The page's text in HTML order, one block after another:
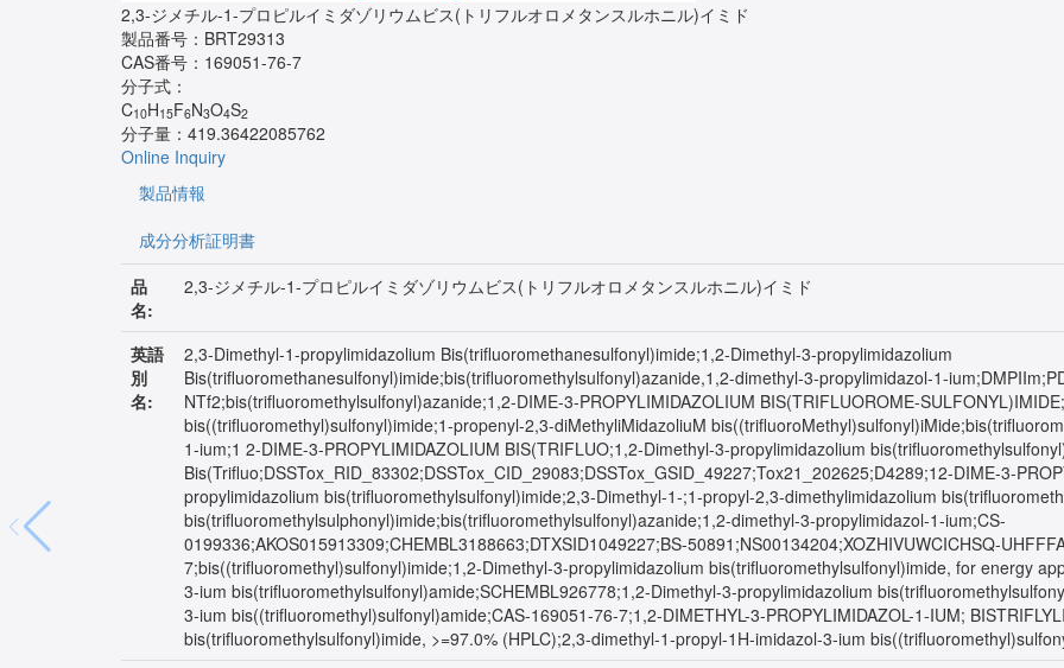
2,3-ジメチル-1-プロピルイミダゾリウムビス(トリフルオロメタンスルホニル)イミド
製品番号： BRT29313
CAS番号： 169051-76-7
分子式：
C10H15F6N3O4S2
分子量： 419.36422085762
Online Inquiry
製品情報
成分分析証明書
品
名:
2,3-ジメチル-1-プロピルイミダゾリウムビス(トリフルオロメタンスルホニル)イミド
英語
別
名:
2,3-Dimethyl-1-propylimidazolium Bis(trifluoromethanesulfonyl)imide;1,2-Dimethyl-3-propylimidazolium
Bis(trifluoromethanesulfonyl)imide;bis(trifluoromethylsulfonyl)azanide,1,2-dimethyl-3-propylimidazol-1-
NTf2;bis(trifluoromethylsulfonyl)azanide;1,2-DIME-3-PROPYLIMIDAZOLIUM BIS(TRIFLUOROME-
bis((trifluoromethyl)sulfonyl)imide;1-propenyl-2,3-diMethyliMidazoliuM
1-ium;1 2-DIME-3-PROPYLIMIDAZOLIUM BIS(TRIFLUO;1,2-Dimethyl-3-propylimidazolium
Bis(Trifluo;DSSTox_RID_83302;DSSTox_CID_29083;DSSTox_GSID_49227;Tox21_202625;D4289;12-DIME-3-
propylimidazolium bis(trifluoromethylsulfonyl)imide;2,3-Dimethyl-1-;1-propyl-2,3-dimethylimidazolium
bis(trifluoromethylsulphonyl)imide;bis(trifluoromethylsulfonyl)azanide;1,2-dimethyl-3-propylimidazol-1-ium;CS-
0199336;AKOS015913309;CHEMBL3188663;DTXSID1049227;BS-50891;NS00134204;XOZHIVUWCICHSQ-
7;bis((trifluoromethyl)sulfonyl)imide;1,2-Dimethyl-3-propylimidazolium bis(trifluoromethylsulfonyl)imide, for energy
3-ium bis(trifluoromethylsulfonyl)amide;SCHEMBL926778;1,2-Dimethyl-3-propylimidazolium
3-ium bis((trifluoromethyl)sulfonyl)amide;CAS-169051-76-7;1,2-DIMETHYL-3-PROPYLIMIDAZOL-1-IUM;
bis(trifluoromethylsulfonyl)imide, >=97.0% (HPLC);2,3-dimethyl-1-propyl-1H-imidazol-3-ium